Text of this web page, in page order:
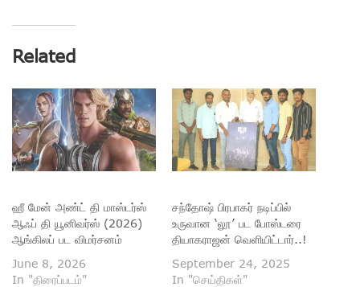
Related
ஹீ மேன் அண்ட் தி மாஸ்டர்ஸ்
ஆஃப் தி யூனிவர்ஸ் (2026)
ஆங்கிலப் பட விமர்சனம்
June 8, 2026
In "திரைப்படம்"
சந்தோஷ் பிரபாகர் நடிப்பில்
உருவான ‘லூ’ பட போஸ்டரை
தியாகராஜன் வெளியிட்டார்..!
September 24, 2025
In "செய்திகள்"